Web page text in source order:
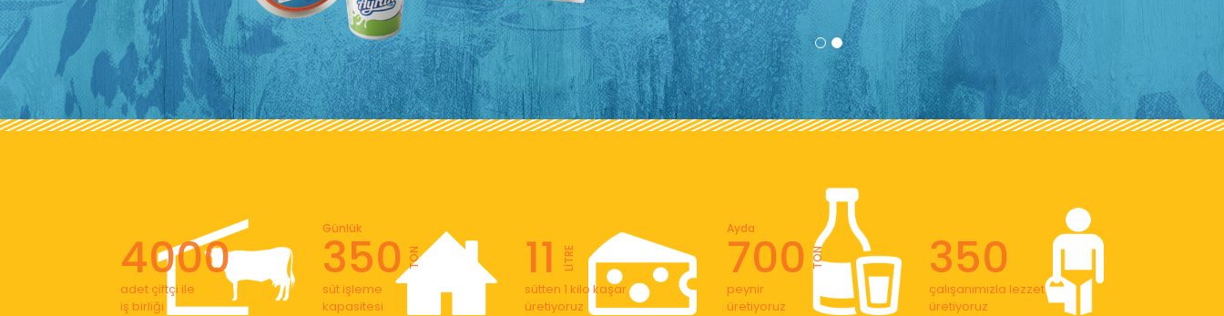
4000
adet çiftçi ile
iş birliği
350
Günlük
TON
süt işleme
kapasitesi
11 LİTRE
sütten 1 kilo kaşar
üretiyoruz
700
Ayda
TON
peynir
üretiyoruz
350
çalışanımızla lezzet
üretiyoruz